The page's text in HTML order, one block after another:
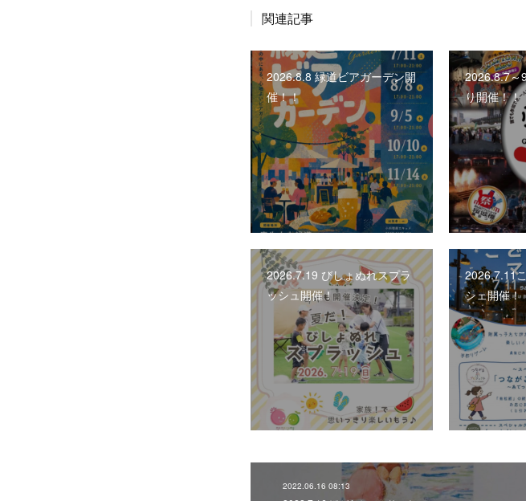
関連記事
2026.8.8 緑道ビアガーデン開
催！！
2026.8.7～
り開催！！
2026.7.19 びしょぬれスプラ
ッシュ開催！
2026.7.11
シェ開催！
2022.06.16 08:13